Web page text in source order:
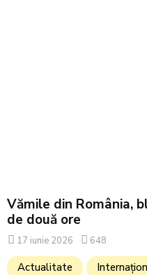
Vămile din România,
de două ore
17 iunie 2026 648
Actualitate